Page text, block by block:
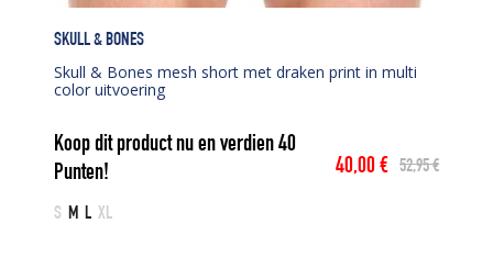
SKULL & BONES
Skull & Bones mesh short met draken print in multi
color uitvoering
Koop dit product nu en verdien40
Punten!
52,95€
Oorspronkelijke
40,00€
Huidige
S M L XL